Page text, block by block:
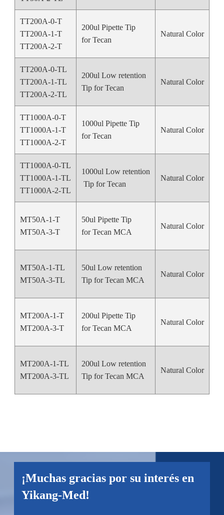
TT200A-0-T
TT200A-1-T
TT200A-2-T
200ul Pipette Tip
for Tecan
Natural Color
TT200A-0-TL
TT200A-1-TL
TT200A-2-TL
200ul Low retention
Tip for Tecan
Natural Color
TT1000A-0-T
TT1000A-1-T
TT1000A-2-T
1000ul Pipette Tip
for Tecan
Natural Color
TT1000A-0-TL
TT1000A-1-TL
TT1000A-2-TL
1000ul Low retention
Tip for Tecan
Natural Color
MT50A-1-T
MT50A-3-T
50ul Pipette Tip
for Tecan MCA
Natural Color
MT50A-1-TL
MT50A-3-TL
50ul Low retention
Tip for Tecan MCA
Natural Color
MT200A-1-T
MT200A-3-T
200ul Pipette Tip
for Tecan MCA
Natural Color
MT200A-1-TL
MT200A-3-TL
200ul Low retention
Tip for Tecan MCA
Natural Color
¡Muchas gracias por su interés en
Yikang-Med!